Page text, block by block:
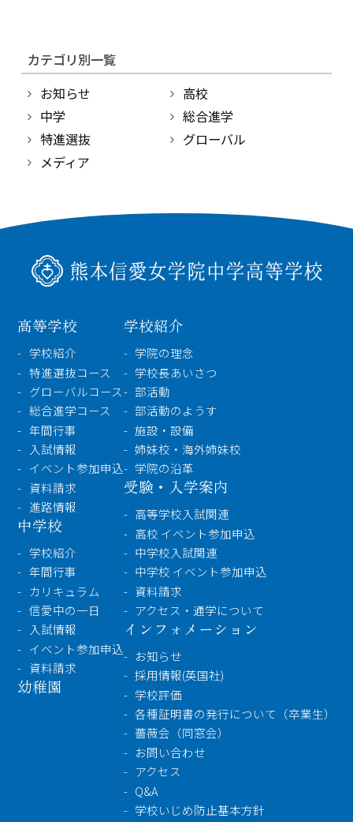
カテゴリ別一覧
お知らせ
高校
中学
総合進学
特進選抜
グローバル
メディア
高等学校
学校紹介
特進選抜コース
グローバルコース
総合進学コース
年間行事
入試情報
イベント参加申込
資料請求
進路情報
中学校
学校紹介
年間行事
カリキュラム
信愛中の一日
入試情報
イベント参加申込
資料請求
幼稚園
学校紹介
学院の理念
学校長あいさつ
部活動
部活動のようす
施設・設備
姉妹校・海外姉妹校
学院の沿革
受験・入学案内
高等学校入試関連
高校 イベント参加申込
中学校入試関連
中学校 イベント参加申込
資料請求
アクセス・通学について
インフォメーション
お知らせ
採用情報(英国社)
学校評価
各種証明書の発行について（卒業生）
薔薇会（同窓会）
お問い合わせ
アクセス
Q&A
学校いじめ防止基本方針
〒860-8557 熊本市中央区上林町3-18
096-354-5355